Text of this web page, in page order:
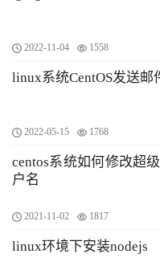
2022-11-04 1558
linux系统CentOS发送邮
2022-05-15 1768
centos系统如何修改超
户名
2021-11-02 1817
linux环境下安装nodejs